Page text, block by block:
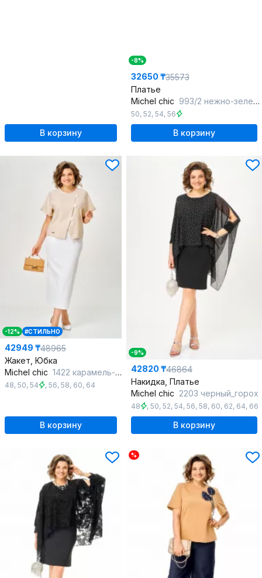
В корзину
-8%
32650 ₸35573
Платье
Michel chic 993/2 нежно-зеленый
50, 52, 54, 56
В корзину
-12% #СТИЛЬНО
42949 ₸48965
Жакет, Юбка
Michel chic 1422 карамель-белый
48, 50, 54 , 56, 58, 60, 64
В корзину
-9%
42820 ₸46864
Накидка, Платье
Michel chic 2203 черный_горох
48 , 50, 52, 54, 56, 58, 60, 62, 64, 66
В корзину
%